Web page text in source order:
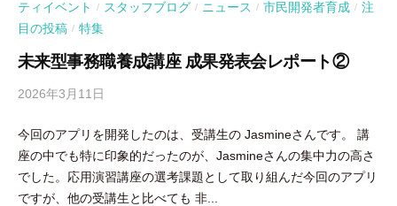
ティイベント
/ スタッフブログ / ニュース / 市民開発者育成 / 注
目の投稿 / 特集
未来型事務職養成講座 成果発表会レポート②
2026年3月11日
吉
田
豪
今回のアプリを開発したのは、受講生の Jasmineさんです。 講
座の中でも特に印象的だったのが、Jasmineさんの集中力の高さ
でした。応用演習講座の選考課題として取り組んだ今回のアプリ
ですが、他の受講生と比べても 非...